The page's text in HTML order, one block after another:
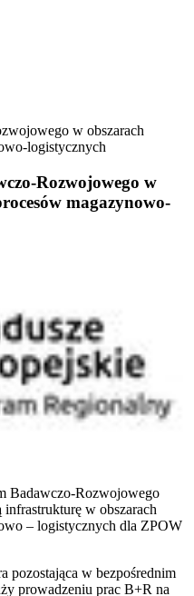
w obszarach
logistycznych
Rozwojowego w
magazynowo-
Badawczo-Rozwojowego
w obszarach
– logistycznych dla ZPOW
pozostająca w bezpośrednim
prowadzeniu prac B+R na